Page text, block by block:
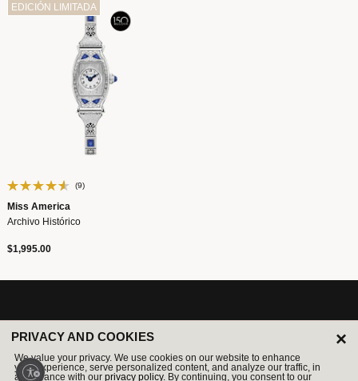
EDICIÓN LIMITADA
(9)
Miss America
Archivo Histórico
$1,995.00
LEGENDARY SINCE 1875
PRIVACY AND COOKIES
We value your privacy. We use cookies on our website to enhance
your experience, serve personalized content, and analyze our traffic, in
accordance with our privacy policy. By continuing, you consent to our
×